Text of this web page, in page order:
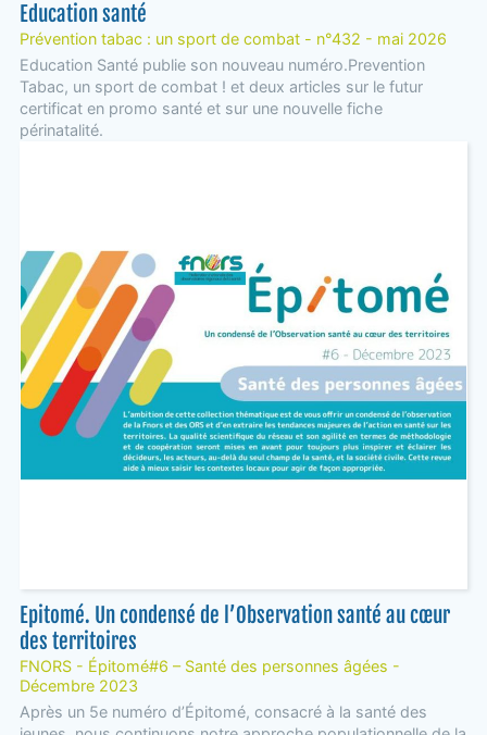
Education santé
Prévention tabac : un sport de combat - n°432 - mai 2026
Education Santé publie son nouveau numéro.Prevention
Tabac, un sport de combat ! et deux articles sur le futur
certificat en promo santé et sur une nouvelle fiche
périnatalité.
Epitomé. Un condensé de l’Observation santé au cœur
des territoires
FNORS - Épitomé#6 – Santé des personnes âgées -
Décembre 2023
Après un 5e numéro d’Épitomé, consacré à la santé des